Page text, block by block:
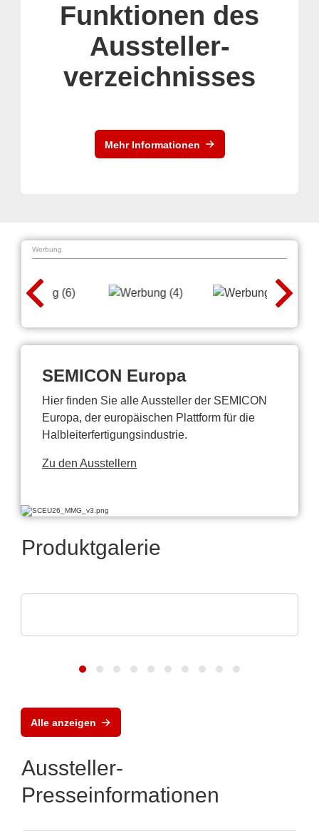
Funktionen des
Aussteller-
verzeichnisses
Mehr Informationen
Werbung
SEMICON Europa
Hier finden Sie alle Aussteller der SEMICON
Europa, der europäischen Plattform für die
Halbleiterfertigungsindustrie.
Zu den Ausstellern
Produktgalerie
Alle anzeigen
Aussteller-
Presseinformationen